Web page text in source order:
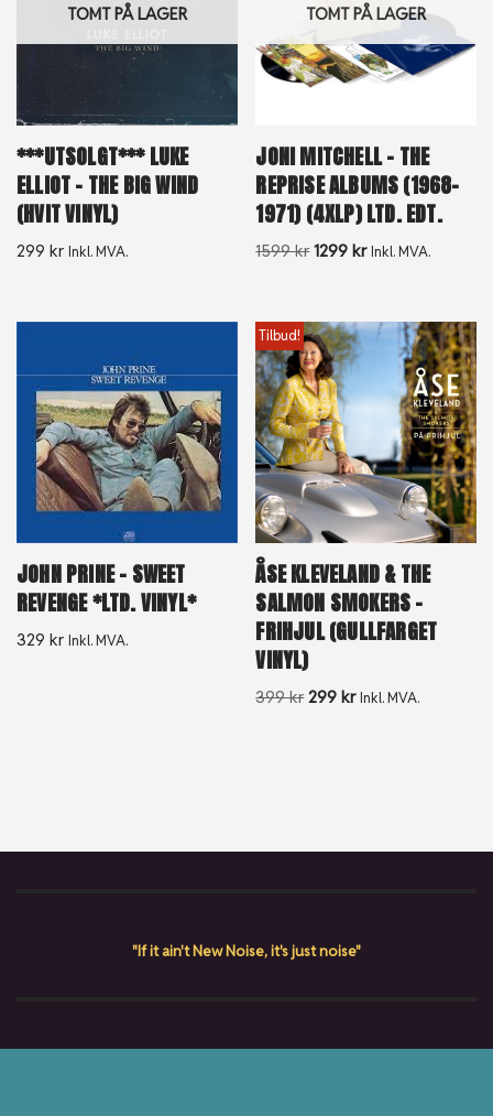
TOMT PÅ LAGER
***UTSOLGT*** LUKE
ELLIOT – THE BIG WIND
(HVIT VINYL)
299 kr Inkl. MVA.
TOMT PÅ LAGER
JONI MITCHELL – THE
REPRISE ALBUMS (1968-
1971) (4XLP) LTD. EDT.
1599kr 1299kr Inkl. MVA.
JOHN PRINE – SWEET
REVENGE *LTD. VINYL*
329 kr Inkl. MVA.
Tilbud!
ÅSE KLEVELAND & THE
SALMON SMOKERS –
FRIHJUL (GULLFARGET
VINYL)
399kr 299 kr Inkl. MVA.
"If it ain't New Noise, it's just noise"